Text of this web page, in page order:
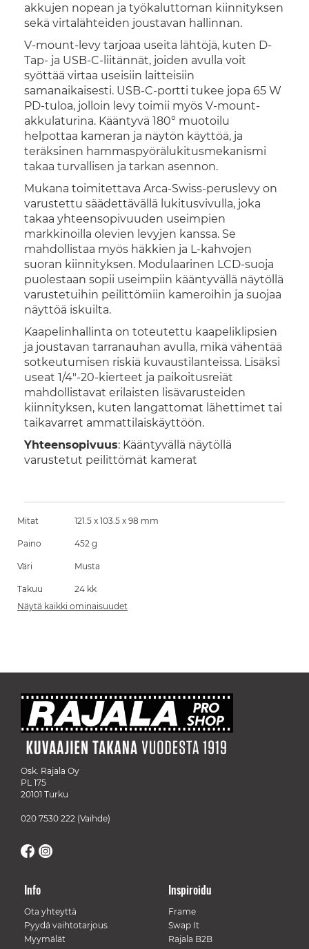
akkujen nopean ja työkaluttoman kiinnityksen
sekä virtalähteiden joustavan hallinnan.
V-mount-levy tarjoaa useita lähtöjä, kuten D-
Tap- ja USB-C-liitännät, joiden avulla voit
syöttää virtaa useisiin laitteisiin
samanaikaisesti. USB-C-portti tukee jopa 65 W
PD-tuloa, jolloin levy toimii myös V-mount-
akkulaturina. Kääntyvä 180° muotoilu
helpottaa kameran ja näytön käyttöä, ja
teräksinen hammaspyörälukitusmekanismi
takaa turvallisen ja tarkan asennon.
Mukana toimitettava Arca-Swiss-peruslevy on
varustettu säädettävällä lukitusvivulla, joka
takaa yhteensopivuuden useimpien
markkinoilla olevien levyjen kanssa. Se
mahdollistaa myös häkkien ja L-kahvojen
suoran kiinnityksen. Modulaarinen LCD-suoja
puolestaan sopii useimpiin kääntyvällä näytöllä
varustetuihin peilittömiin kameroihin ja suojaa
näyttöä iskuilta.
Kaapelinhallinta on toteutettu kaapeliklipsien
ja joustavan tarranauhan avulla, mikä vähentää
sotkeutumisen riskiä kuvaustilanteissa. Lisäksi
useat 1/4"-20-kierteet ja paikoitusreiät
mahdollistavat erilaisten lisävarusteiden
kiinnityksen, kuten langattomat lähettimet tai
taikavarret ammattilaiskäyttöön.
Yhteensopivuus: Kääntyvällä näytöllä
varustetut peilittömät kamerat
Mitat 121.5 x 103.5 x 98 mm
Paino 452 g
Väri Musta
Takuu
24 kk
Näytä kaikki ominaisuudet
Osk. Rajala Oy
PL 175
20101 Turku
020 7530 222 (Vaihde)
Info
Ota yhteyttä
Pyydä vaihtotarjous
Myymälät
Inspiroidu
Frame
Swap It
Rajala B2B